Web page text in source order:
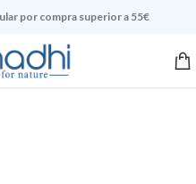
por compra superior a 55€